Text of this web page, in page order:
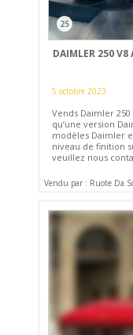
25
DAIMLER 250
5 octobre 2023
Vends Daimler 250
qu’une version
modèles Daimler
niveau de finition
veuillez nous
Vendu par : Ruote Da